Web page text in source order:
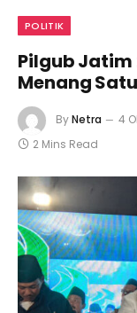
POLITIK
Pilgub Jatim
Menang
ByNetra 4
2 Mins Read